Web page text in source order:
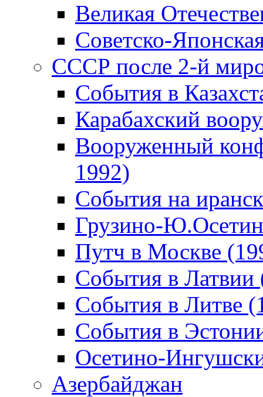
Великая
Советско-
СССР после 2-й
События в
Карабахский
Вооруженный
1992)
События на
Грузино-
Путч в Москве
События в Латвии
События в Литве
События в
Осетино-
Азербайджан